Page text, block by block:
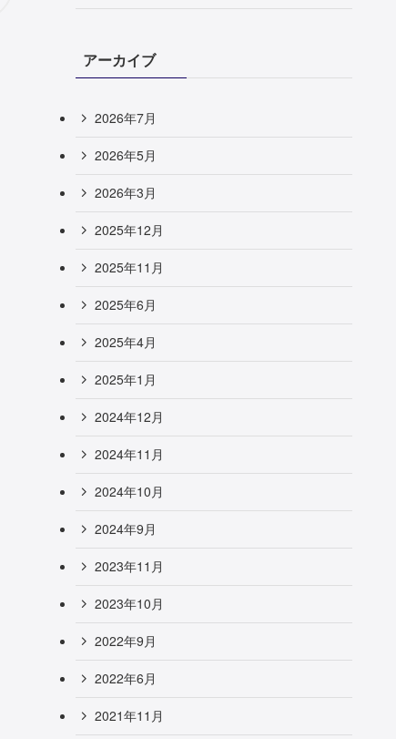
アーカイブ
2026年7月
2026年5月
2026年3月
2025年12月
2025年11月
2025年6月
2025年4月
2025年1月
2024年12月
2024年11月
2024年10月
2024年9月
2023年11月
2023年10月
2022年9月
2022年6月
2021年11月